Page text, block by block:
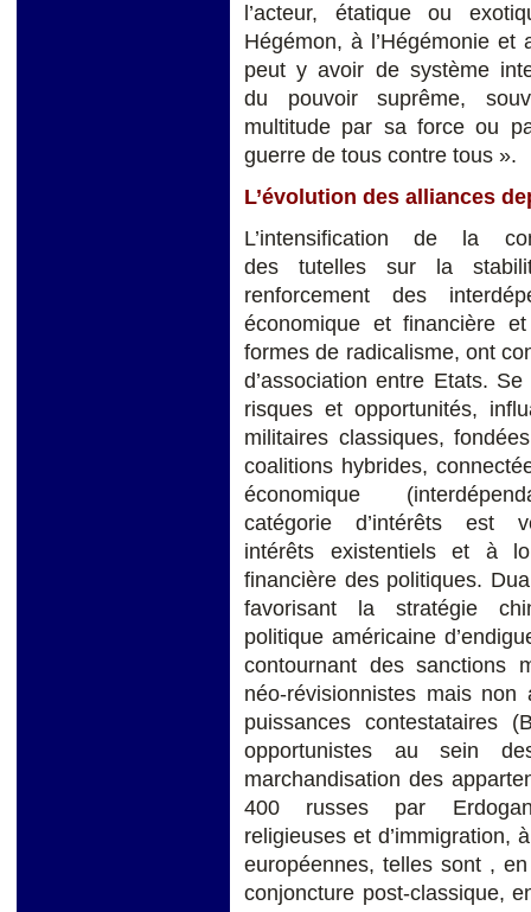
l’acteur, étatique ou
Hégémon, à l’Hégémonie
peut y avoir de système
du pouvoir suprême,
multitude par sa force ou
guerre de tous contre tous ».
L’évolution des alliances
L’intensification de la
des tutelles sur la
renforcement des
économique et financière
formes de radicalisme, ont
d’association entre Etats.
risques et opportunités,
militaires classiques,
coalitions hybrides,
économique
catégorie d’intérêts est
intérêts existentiels et à
financière des politiques.
favorisant la stratégie
politique américaine
contournant des sanctions
néo-révisionnistes mais non
puissances contestataires
opportunistes au sein
marchandisation des
400 russes par
religieuses et d’immigration,
européennes, telles sont ,
conjoncture post-classique,